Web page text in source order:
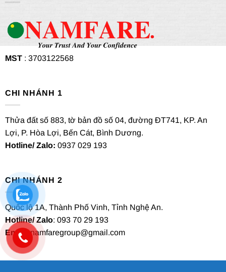
MST: 3703122568
CHI NHÁNH 1
Thửa đất số 883, tờ bản đồ số 04, đường ĐT741, KP. An
Lợi, P. Hòa Lợi, Bến Cát, Bình Dương.
Hotline/ Zalo: 0937 029 193
CHI NHÁNH 2
Quốc lộ 1A, Thành Phố Vinh, Tỉnh Nghệ An.
Hotline/ Zalo: 093 70 29 193
Email
: namfaregroup@gmail.com